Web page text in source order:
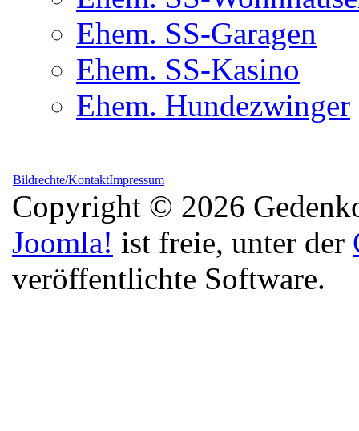
Ehem. SS-Garagen
Ehem. SS-Kasino
Ehem. Hundezwinger
Bildrechte/KontaktImpressum
Copyright © 2026
Joomla! ist freie, unter der
veröffentlichte Software.